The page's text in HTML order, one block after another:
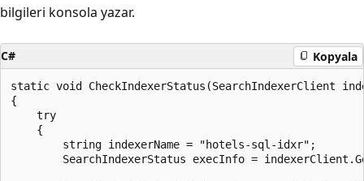
bilgileri konsola yazar.
C# Kopyala
static void CheckIndexerStatus(SearchIndexerClient
{
    try
    {
        string indexerName = "hotels-sql-idxr";
SearchIndexerStatus execInfo =